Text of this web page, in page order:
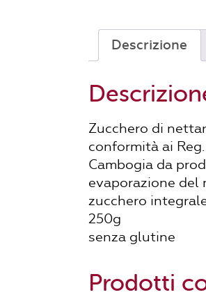
Descrizione
Zucchero di
conformità ai
Cambogia da
evaporazione del
zucchero
250g
senza glutine
Prodotti